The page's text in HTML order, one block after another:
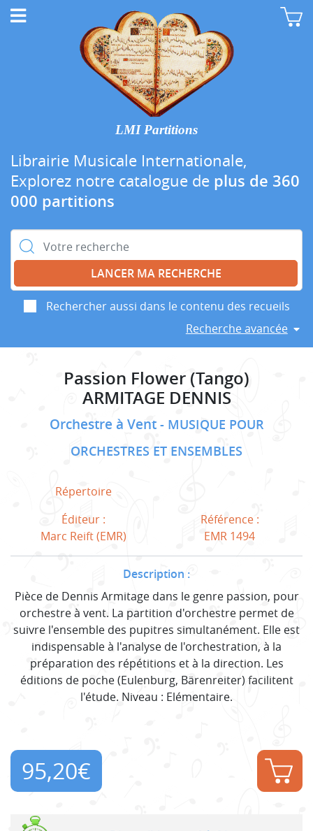
LMI Partitions
Librairie Musicale Internationale,
Explorez notre catalogue de plus de 360
000 partitions
Rechercher :
Rechercher aussi dans le contenu des recueils
Recherche avancée
Passion Flower (Tango)
ARMITAGE DENNIS
Orchestre à Vent
MUSIQUE POUR
ORCHESTRES ET ENSEMBLES
Répertoire
Éditeur :
Marc Reift (EMR)
Référence :
EMR 1494
Description :
Pièce de Dennis Armitage dans le genre passion, pour
orchestre à vent. La partition d'orchestre permet de
suivre l'ensemble des pupitres simultanément. Elle est
indispensable à l'analyse de l'orchestration, à la
préparation des répétitions et à la direction. Les
éditions de poche (Eulenburg, Bärenreiter) facilitent
l'étude. Niveau : Elémentaire.
95,20€